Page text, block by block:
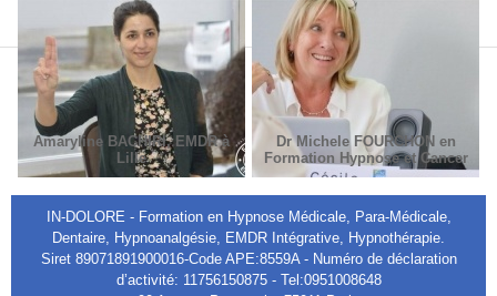
Radiothérapie.
Amaryline BACHIRI, EMDR à
Lille
Dr Michele FOURCHON en
Formation Hypnose et Cancer
IN-DOLORE - Formation en Hypnose Médicale, Para-Médicale,
Dentaire, Hypnoanalgésie, EMDR Intégrative, Hypnothérapie.
Siret 89071891900016-Code APE:8559A - Numéro de déclaration
d’activité: 11756150875 - Tel:0951008648